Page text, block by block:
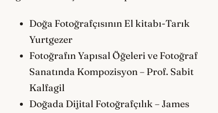
Doğa Fotoğrafçısının El kitabı-Tarık
Yurtgezer
Fotoğrafın Yapısal Öğeleri ve Fotoğraf
Sanatında Kompozisyon – Prof. Sabit
Kalfagil
Doğada Dijital Fotoğrafçılık – James